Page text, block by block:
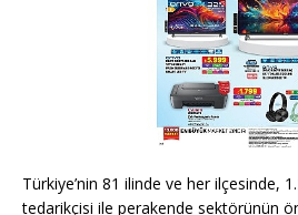
Türkiye’nin 81 ilinde ve her ilçesinde,
tedarikçisi ile perakende sektörünün